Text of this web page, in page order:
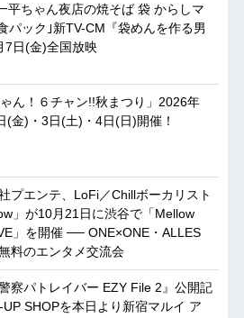
平ちゃん夜店の焼そば 袋 からしマ
パック｣新TV-CM『袋めんを作る男
7日(金)全国放映
ゃん！６チャン!!秋まつり」2026年
(金)・3日(土)・4日(日)開催！
プエンテ、LoFi／Chillボーカリスト
」が10月21日に渋谷で「Mellow
」を開催 ── ONE×ONE・ALLES
料のエンタメ交流会
警察パトレイバー EZY File 2』公開記
UP SHOPを本日より新宿マルイ ア